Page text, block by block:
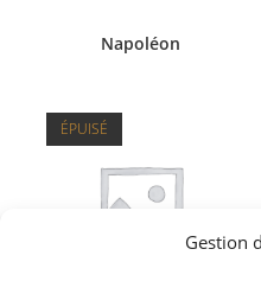
Gestion
Napoléon
ÉPUISÉ